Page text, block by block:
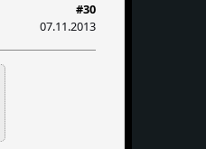
#30
07.11.2013